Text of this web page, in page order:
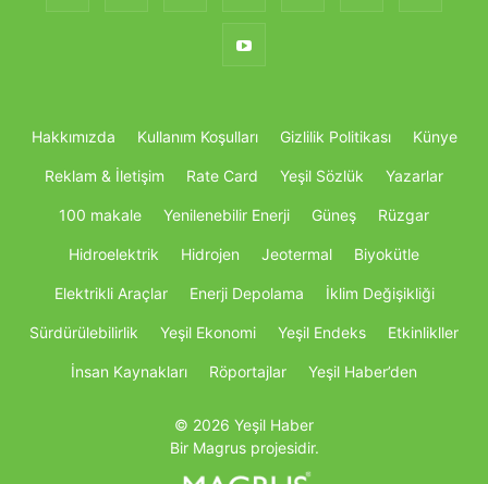
Hakkımızda Kullanım Koşulları Gizlilik Politikası Künye
Reklam & İletişim Rate Card Yeşil Sözlük Yazarlar
100 makale Yenilenebilir Enerji Güneş Rüzgar
Hidroelektrik Hidrojen Jeotermal Biyokütle
Elektrikli Araçlar Enerji Depolama İklim Değişikliği
Sürdürülebilirlik Yeşil Ekonomi Yeşil Endeks Etkinlikller
İnsan Kaynakları Röportajlar Yeşil Haber’den
© 2026 Yeşil Haber
Bir Magrus projesidir.